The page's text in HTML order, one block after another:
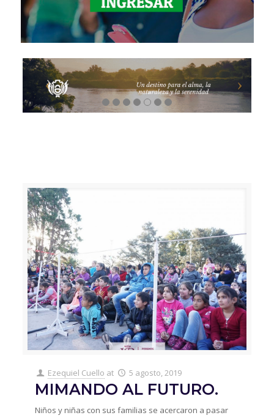
Ezequiel Cuello at 5 agosto, 2019
MIMANDO AL FUTURO.
Niños y niñas con sus familias se acercaron a pasar